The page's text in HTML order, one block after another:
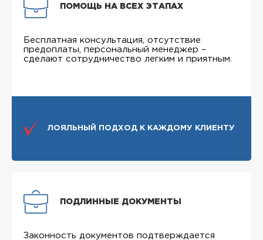
ПОМОЩЬ НА ВСЕХ ЭТАПАХ
Бесплатная консультация, отсутствие
предоплаты, персональный менеджер –
сделают сотрудничество легким и приятным.
ЛОЯЛЬНЫЙ ПОДХОД К КАЖДОМУ КЛИЕНТУ
ПОДЛИННЫЕ ДОКУМЕНТЫ
Законность документов подтверждается